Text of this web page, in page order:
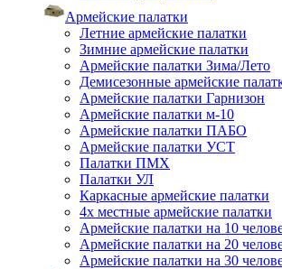
Армейские палатки
Летние армейские палатки
Зимние армейские палатки
Армейские палатки Зима/Лето
Демисезонные армейские
Армейские палатки Гарнизон
Армейские палатки м-10
Армейские палатки ПАБО
Армейские палатки УСТ
Палатки ПМХ
Палатки УЛ
Каркасные армейские палатки
4х местные армейские палатки
Армейские палатки на 10
Армейские палатки на 20
Армейские палатки на 30